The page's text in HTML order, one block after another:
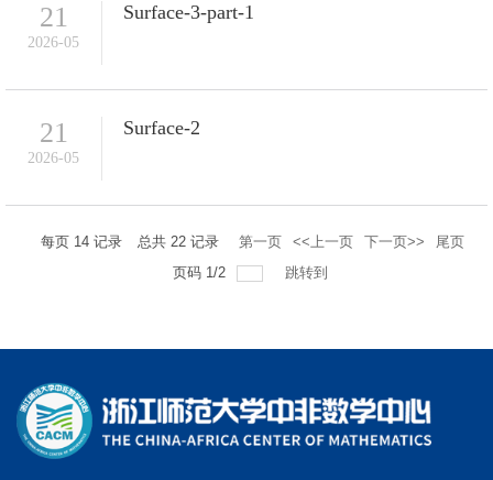
21
2026-05
Surface-3-part-1
21
2026-05
Surface-2
每页 14记录 总共 22记录 第一页 <<上一页 下一页>>
尾页
页码 1/2 跳转到